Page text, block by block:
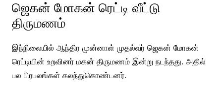
ஜெகன் மோகன் ரெட்டி வீட்டு
திருமணம்
இந்நிலையில் ஆந்திர முன்னாள் முதல்வர் ஜெகன் மோகன்
ரெட்டியின் உறவினர் மகன் திருமணம் இன்று நடந்தது. அதில்
பல பிரபலங்கள் கலந்துகொண்டனர்.